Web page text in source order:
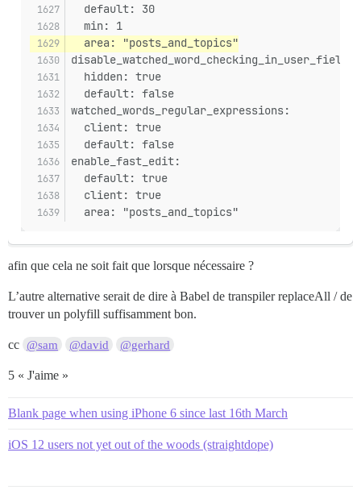
  default: 30
  min: 1
  area: "posts_and_topics"
disable_watched_word_checking_in_user_fields:
  hidden: true
  default: false
watched_words_regular_expressions:
  client: true
  default: false
enable_fast_edit:
  default: true
  client: true
  area: "posts_and_topics"
afin que cela ne soit fait que lorsque nécessaire ?
L’autre alternative serait de dire à Babel de transpiler replaceAll / de
trouver un polyfill suffisamment bon.
cc @sam @david @gerhard
5 « J'aime »
Blank page when using iPhone 6 since last 16th March
iOS 12 users not yet out of the woods (straightdope)